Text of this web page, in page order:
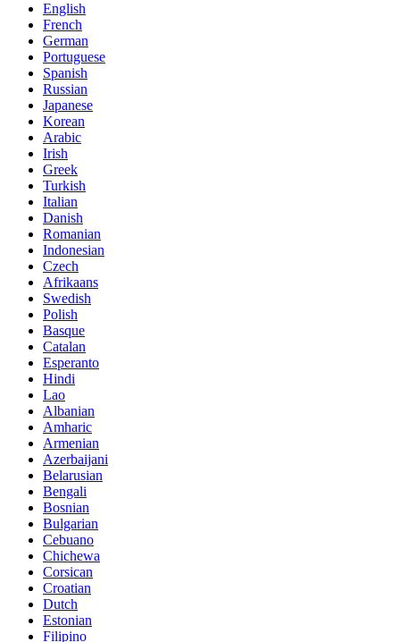
English
French
German
Portuguese
Spanish
Russian
Japanese
Korean
Arabic
Irish
Greek
Turkish
Italian
Danish
Romanian
Indonesian
Czech
Afrikaans
Swedish
Polish
Basque
Catalan
Esperanto
Hindi
Lao
Albanian
Amharic
Armenian
Azerbaijani
Belarusian
Bengali
Bosnian
Bulgarian
Cebuano
Chichewa
Corsican
Croatian
Dutch
Estonian
Filipino